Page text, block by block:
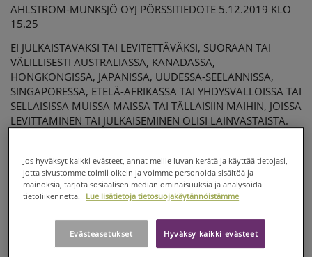
2019
AHLSTROM-
MUNKSJÖ OYJ
LASKEE
LIIKKEESEEN 100
MILJOONAN
EURON
HYBRIDILAINAN
AHLSTROM-MUNKSJÖ OYJ PÖRSSITIEDOTE 5.12.2019 KLO
15.25
EI JULKAISTAVAKSI TAI LEVITETTÄVÄKSI, SUORAAN TAI
VÄLILLISESTI AUSTRALIASSA, KANADASSA,
HONGKONGISSA, JAPANISSA, UUDESSA-SEELANNISSA,
SINGAPORESSA, ETELÄ-AFRIKASSA TAI YHDYSVALLOISSA TAI
SELLAISISSA MUISSA MAISSA TAI TÄLLAISIIN MAIHIN, JOISSA
LEVITTÄMINEN TAI JULKAISEMINEN OLISI LAINVASTAISTA.
hybridilainan(”Velkakirjat”).
Velkakirjoille ei ole määrättyä eräpäivää, mutta Ahlstrom-
Munksjö voi lunastaa lainan takaisin ensimmäistä kertaa
kuponkikorko 13.2.2024 saakka.
Jos hyväksyt kaikki evästeet, annat meille luvan kerätä ja käyttää tietojasi,
jotta sivustomme toimii oikein ja voimme personoida sisältöä ja
mainoksia, tarjota sosiaalisen median ominaisuuksia ja analysoida
tietoliikennettä.
Lue lisätietoja tietosuojakäytännöistämme
Hyväksy kaikki evästeet
Evästeasetukset